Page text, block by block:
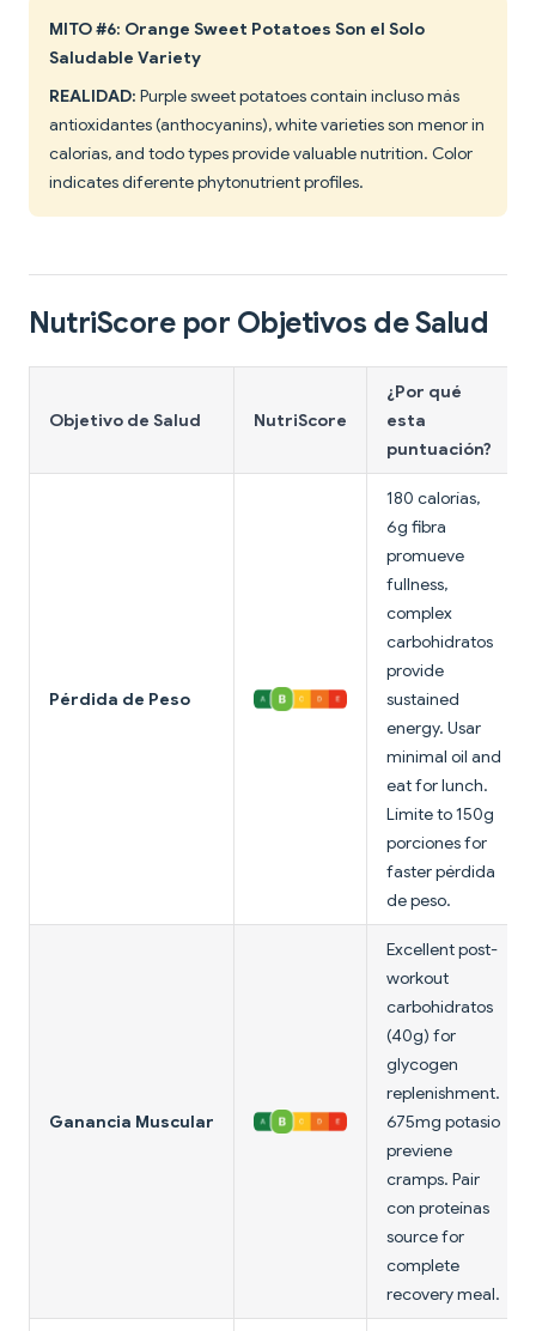
MITO #6: Orange Sweet Potatoes Son el Solo
Saludable Variety
REALIDAD: Purple sweet potatoes contain incluso más
antioxidantes (anthocyanins), white varieties son menor in
calorías, and todo types provide valuable nutrition. Color
indicates diferente phytonutrient profiles.
NutriScore por Objetivos de Salud
Objetivo de Salud NutriScore
¿Por qué
esta
puntuación?
Pérdida de Peso
180 calorías,
6g fibra
promueve
fullness,
complex
carbohidratos
provide
sustained
energy. Usar
minimal oil and
eat for lunch.
Límite to 150g
porciones for
faster pérdida
de peso.
Ganancia Muscular
Excellent post-
workout
carbohidratos
(40g) for
glycogen
replenishment.
675mg potasio
previene
cramps. Pair
con proteínas
source for
complete
recovery meal.